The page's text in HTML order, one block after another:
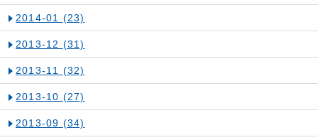
2014-01 (23)
2013-12 (31)
2013-11 (32)
2013-10 (27)
2013-09 (34)